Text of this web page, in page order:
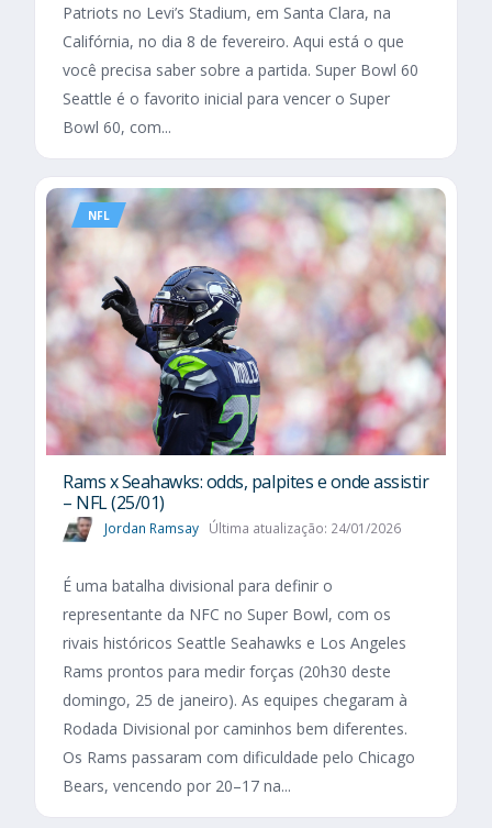
Patriots no Levi’s Stadium, em Santa Clara, na
Califórnia, no dia 8 de fevereiro. Aqui está o que
você precisa saber sobre a partida. Super Bowl 60
Seattle é o favorito inicial para vencer o Super
Bowl 60, com...
NFL
Rams x Seahawks: odds, palpites e onde assistir
– NFL (25/01)
Jordan Ramsay Última atualização: 24/01/2026
É uma batalha divisional para definir o
representante da NFC no Super Bowl, com os
rivais históricos Seattle Seahawks e Los Angeles
Rams prontos para medir forças (20h30 deste
domingo, 25 de janeiro). As equipes chegaram à
Rodada Divisional por caminhos bem diferentes.
Os Rams passaram com dificuldade pelo Chicago
Bears, vencendo por 20–17 na...